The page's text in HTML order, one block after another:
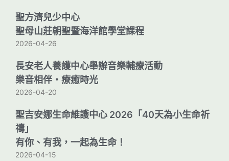
聖方濟兒少中心
聖母山莊朝聖暨海洋館學堂課程
2026-04-26
長安老人養護中心舉辦音樂輔療活動
樂音相伴・療癒時光
2026-04-20
聖吉安娜生命維護中心 2026「40天為小生命祈
禱」
有你、有我，一起為生命！
2026-04-15